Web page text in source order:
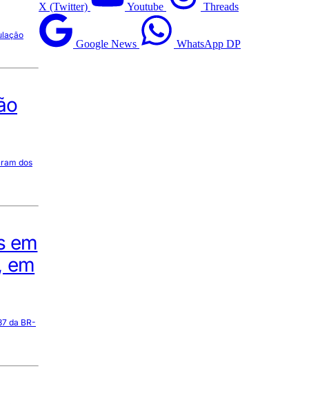
dos
em
em
da BR-
X (Twitter) Youtube Threads
Google News WhatsApp DP